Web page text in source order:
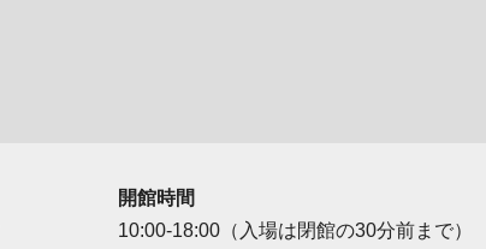
開館時間
10:00-18:00（入場は閉館の30分前まで）